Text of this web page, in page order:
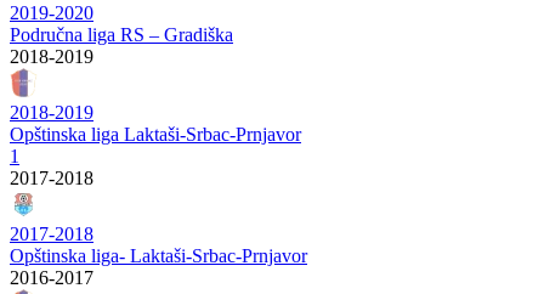
2019-2020
Područna liga RS – Gradiška
2018-2019
2018-2019
Opštinska liga Laktaši-Srbac-Prnjavor
1
2017-2018
2017-2018
Opštinska liga- Laktaši-Srbac-Prnjavor
2016-2017